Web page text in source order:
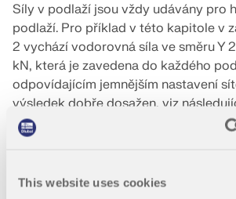
This website uses cookies
Síly v podlaží jsou vždy udávány pro
podlaží. Pro příklad v této kapitole v
2 vychází vodorovná síla ve směru Y
kN, která je zavedena do každého
odpovídajícím jemnějším nastavení
výsledek dobře dosažen, viz